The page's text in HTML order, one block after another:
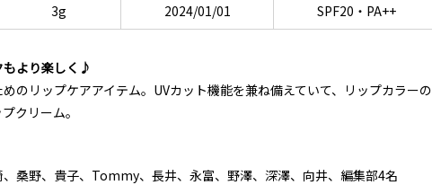
3g 2024/01/01 SPF20・PA++
もより楽しく♪
のリップケアアイテム。UVカット機能を兼ね備えていて、リップカラーの
クリーム。
桑野、貴子、Tommy、長井、永富、野澤、深澤、向井、編集部4名